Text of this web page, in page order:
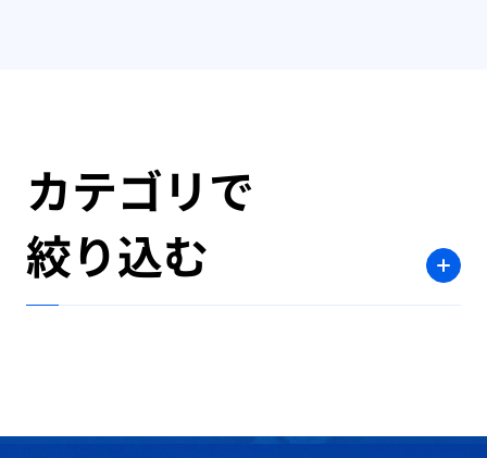
カテゴリで
絞り込む